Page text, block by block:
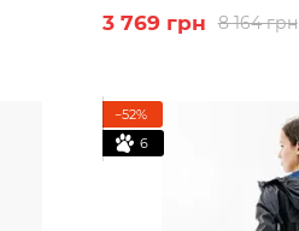
8 164 грн
3 769 грн
−52%
6